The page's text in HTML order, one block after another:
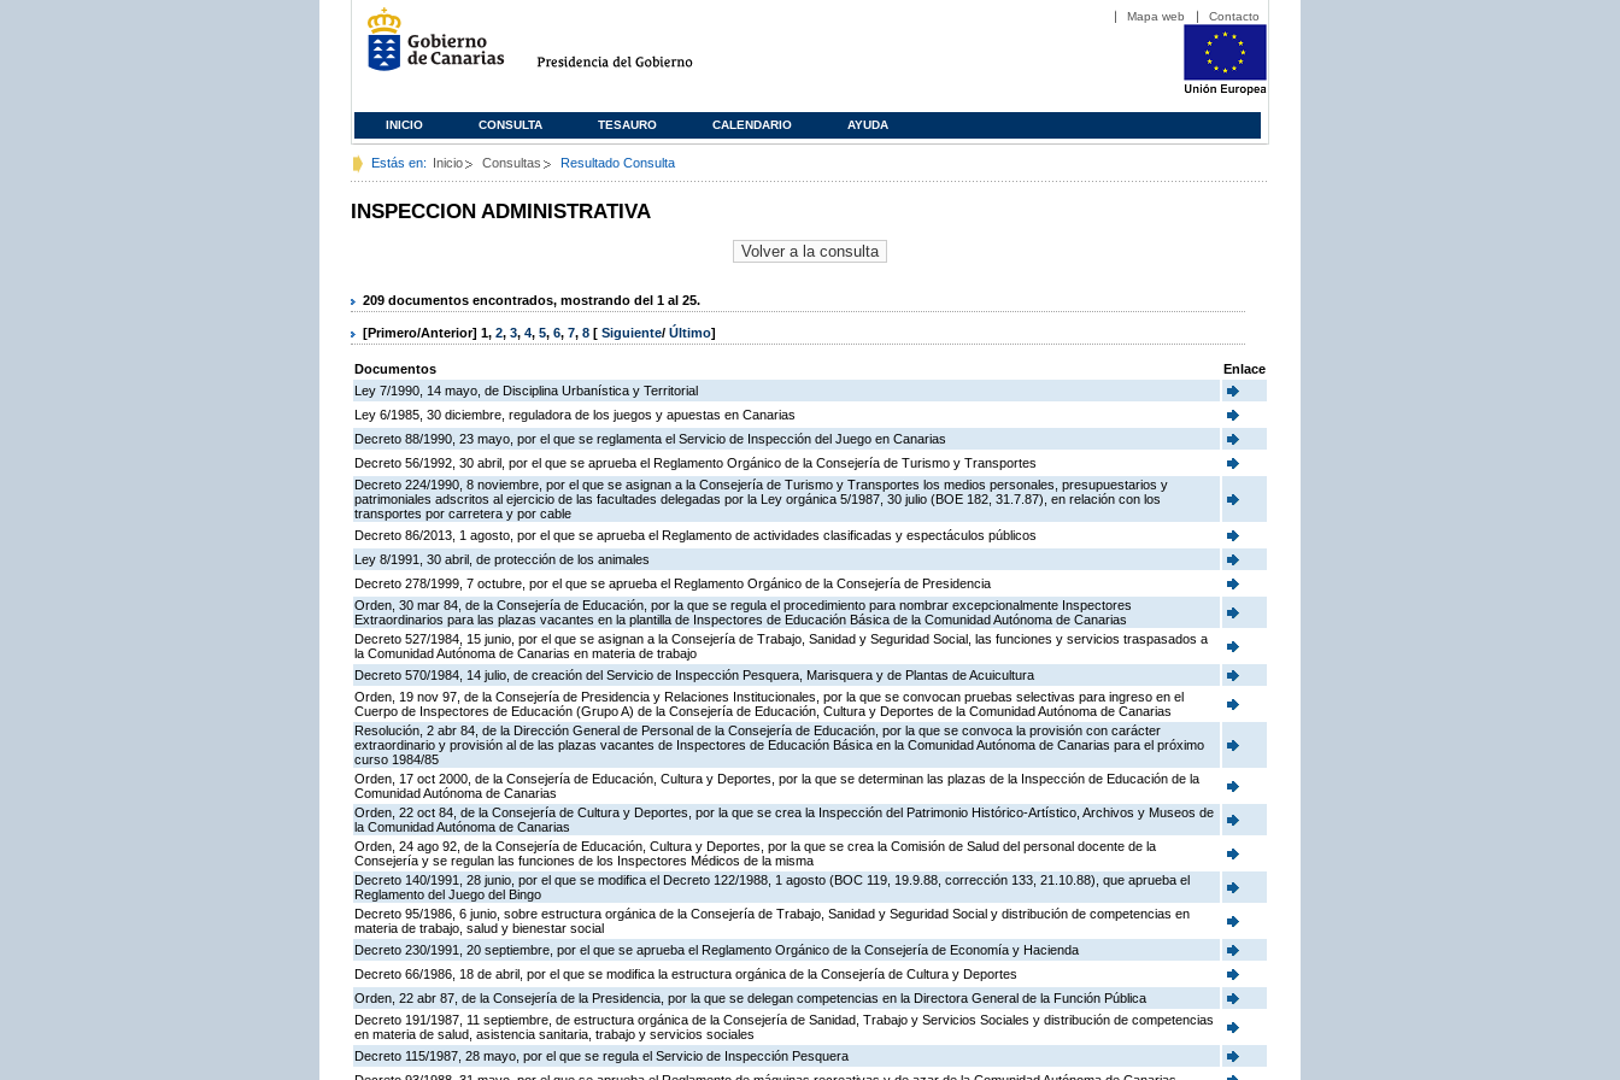
Mapa web Contacto
INICIO CONSULTA TESAURO CALENDARIO AYUDA
Estás en: Inicio Consultas Resultado Consulta
INSPECCION ADMINISTRATIVA
209 documentos encontrados, mostrando del 1 al 25.
[Primero/Anterior] 1, 2, 3, 4, 5, 6, 7, 8 [ Siguiente/ Último]
Documentos
Enlace
Ley 7/1990, 14 mayo, de Disciplina Urbanística y Territorial
Ley 6/1985, 30 diciembre, reguladora de los juegos y apuestas en Canarias
Decreto 88/1990, 23 mayo, por el que se reglamenta el Servicio de Inspección del Juego en Canarias
Decreto 56/1992, 30 abril, por el que se aprueba el Reglamento Orgánico de la Consejería de Turismo y Transportes
Decreto 224/1990, 8 noviembre, por el que se asignan a la Consejería de Turismo y Transportes los medios personales, presupuestarios y
patrimoniales adscritos al ejercicio de las facultades delegadas por la Ley orgánica 5/1987, 30 julio (BOE 182, 31.7.87), en relación con los
transportes por carretera y por cable
Decreto 86/2013, 1 agosto, por el que se aprueba el Reglamento de actividades clasificadas y espectáculos públicos
Ley 8/1991, 30 abril, de protección de los animales
Decreto 278/1999, 7 octubre, por el que se aprueba el Reglamento Orgánico de la Consejería de Presidencia
Orden, 30 mar 84, de la Consejería de Educación, por la que se regula el procedimiento para nombrar excepcionalmente Inspectores
Extraordinarios para las plazas vacantes en la plantilla de Inspectores de Educación Básica de la Comunidad Autónoma de Canarias
Decreto 527/1984, 15 junio, por el que se asignan a la Consejería de Trabajo, Sanidad y Seguridad Social, las funciones y servicios traspasados a
la Comunidad Autónoma de Canarias en materia de trabajo
Decreto 570/1984, 14 julio, de creación del Servicio de Inspección Pesquera, Marisquera y de Plantas de Acuicultura
Orden, 19 nov 97, de la Consejería de Presidencia y Relaciones Institucionales, por la que se convocan pruebas selectivas para ingreso en el
Cuerpo de Inspectores de Educación (Grupo A) de la Consejería de Educación, Cultura y Deportes de la Comunidad Autónoma de Canarias
Resolución, 2 abr 84, de la Dirección General de Personal de la Consejería de Educación, por la que se convoca la provisión con carácter
extraordinario y provisión al de las plazas vacantes de Inspectores de Educación Básica en la Comunidad Autónoma de Canarias para el próximo
curso 1984/85
Orden, 17 oct 2000, de la Consejería de Educación, Cultura y Deportes, por la que se determinan las plazas de la Inspección de Educación de la
Comunidad Autónoma de Canarias
Orden, 22 oct 84, de la Consejería de Cultura y Deportes, por la que se crea la Inspección del Patrimonio Histórico-Artístico, Archivos y Museos de
la Comunidad Autónoma de Canarias
Orden, 24 ago 92, de la Consejería de Educación, Cultura y Deportes, por la que se crea la Comisión de Salud del personal docente de la
Consejería y se regulan las funciones de los Inspectores Médicos de la misma
Decreto 140/1991, 28 junio, por el que se modifica el Decreto 122/1988, 1 agosto (BOC 119, 19.9.88, corrección 133, 21.10.88), que aprueba el
Reglamento del Juego del Bingo
Decreto 95/1986, 6 junio, sobre estructura orgánica de la Consejería de Trabajo, Sanidad y Seguridad Social y distribución de competencias en
materia de trabajo, salud y bienestar social
Decreto 230/1991, 20 septiembre, por el que se aprueba el Reglamento Orgánico de la Consejería de Economía y Hacienda
Decreto 66/1986, 18 de abril, por el que se modifica la estructura orgánica de la Consejería de Cultura y Deportes
Orden, 22 abr 87, de la Consejería de la Presidencia, por la que se delegan competencias en la Directora General de la Función Pública
Decreto 191/1987, 11 septiembre, de estructura orgánica de la Consejería de Sanidad, Trabajo y Servicios Sociales y distribución de competencias
en materia de salud, asistencia sanitaria, trabajo y servicios sociales
Decreto 115/1987, 28 mayo, por el que se regula el Servicio de Inspección Pesquera